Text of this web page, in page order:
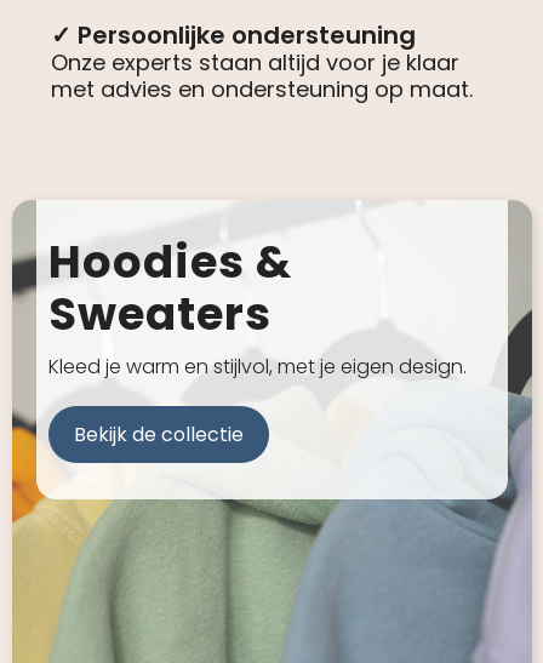
✓ Persoonlijke ondersteuning
Onze experts staan altijd voor je klaar
met advies en ondersteuning op maat.
Hoodies &
Sweaters
Kleed je warm en stijlvol, met je eigen design.
Bekijk de collectie